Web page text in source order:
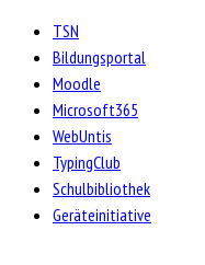
TSN
Bildungsportal
Moodle
Microsoft365
WebUntis
TypingClub
Schulbibliothek
Geräteinitiative